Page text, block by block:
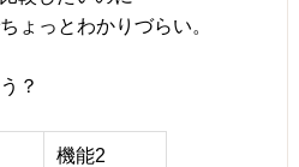
ょっとわかりづらい。
？
機能2